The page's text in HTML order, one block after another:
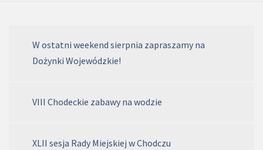
W ostatni weekend sierpnia zapraszamy na
Dożynki Wojewódzkie!
VIII Chodeckie zabawy na wodzie
XLII sesja Rady Miejskiej w Chodczu